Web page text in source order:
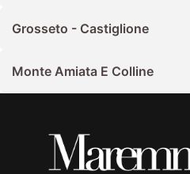
Grosseto - Castiglione
Monte Amiata E Colline